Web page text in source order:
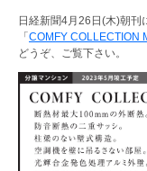
日経新聞4月26日(木)朝刊
「 COMFY COLLECTION
どうぞ、ご覧下さい。